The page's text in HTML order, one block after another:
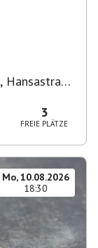
, Hansastraße
3
FREIE PLÄTZE
Mo, 10.08.2026
18:30